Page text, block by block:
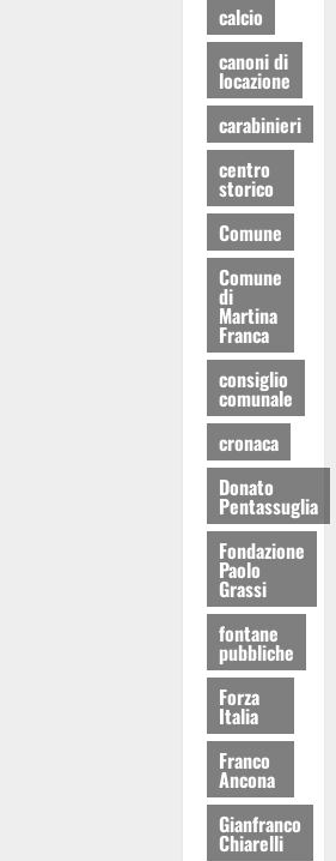
calcio
canoni di
locazione
carabinieri
centro
storico
Comune
Comune
di
Martina
Franca
consiglio
comunale
cronaca
Donato
Pentassuglia
Fondazione
Paolo
Grassi
fontane
pubbliche
Forza
Italia
Franco
Ancona
Gianfranco
Chiarelli